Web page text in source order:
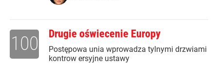
Drugie oświecenie Europy
Postępowa unia wprowadza tylnymi drzwiami
kontrow ersyjne ustawy
100